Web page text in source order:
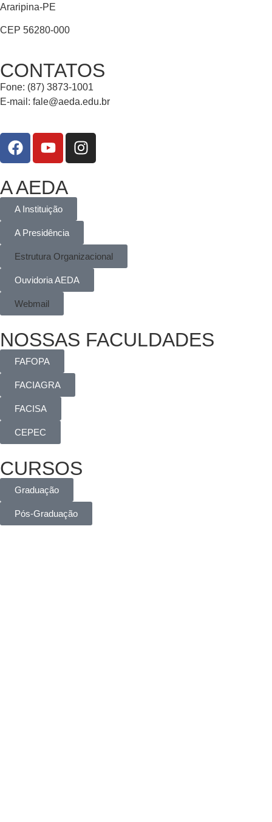
Araripina-PE
CEP 56280-000
CONTATOS
Fone: (87) 3873-1001
E-mail: fale@aeda.edu.br
A AEDA
A Instituição
A Presidência
Estrutura Organizacional
Ouvidoria AEDA
Webmail
NOSSAS FACULDADES
FAFOPA
FACIAGRA
FACISA
CEPEC
CURSOS
Graduação
Pós-Graduação